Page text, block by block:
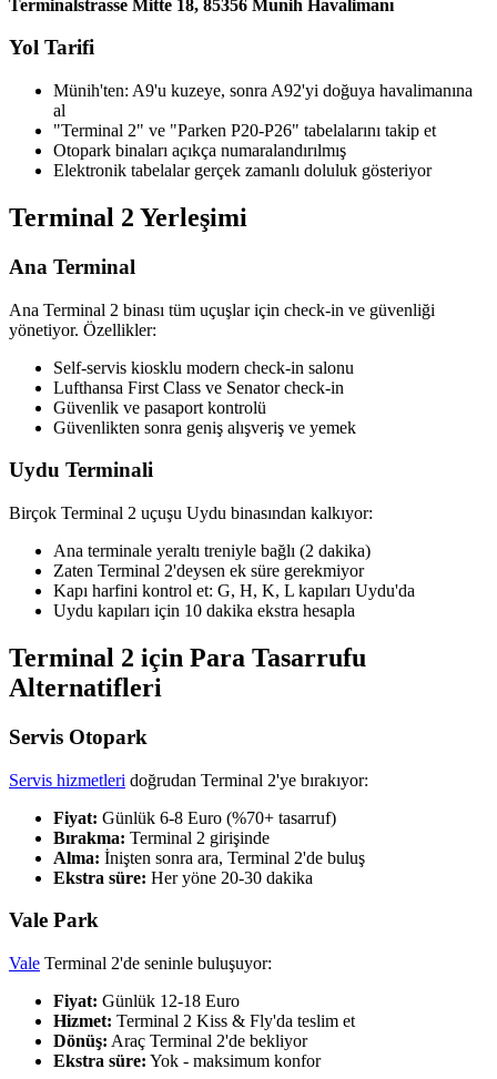
Terminalstrasse Mitte 18, 85356 Munih Havalimanı
Yol Tarifi
Münih'ten: A9'u kuzeye, sonra A92'yi doğuya havalimanına
al
"Terminal 2" ve "Parken P20-P26" tabelalarını takip et
Otopark binaları açıkça numaralandırılmış
Elektronik tabelalar gerçek zamanlı doluluk gösteriyor
Terminal 2 Yerleşimi
Ana Terminal
Ana Terminal 2 binası tüm uçuşlar için check-in ve güvenliği
yönetiyor. Özellikler:
Self-servis kiosklu modern check-in salonu
Lufthansa First Class ve Senator check-in
Güvenlik ve pasaport kontrolü
Güvenlikten sonra geniş alışveriş ve yemek
Uydu Terminali
Birçok Terminal 2 uçuşu Uydu binasından kalkıyor:
Ana terminale yeraltı treniyle bağlı (2 dakika)
Zaten Terminal 2'deysen ek süre gerekmiyor
Kapı harfini kontrol et: G, H, K, L kapıları Uydu'da
Uydu kapıları için 10 dakika ekstra hesapla
Terminal 2 için Para Tasarrufu
Alternatifleri
Servis Otopark
Servis hizmetleri doğrudan Terminal 2'ye bırakıyor:
Fiyat: Günlük 6-8 Euro (%70+ tasarruf)
Bırakma: Terminal 2 girişinde
Alma: İnişten sonra ara, Terminal 2'de buluş
Ekstra süre: Her yöne 20-30 dakika
Vale Park
Vale Terminal 2'de seninle buluşuyor:
Fiyat: Günlük 12-18 Euro
Hizmet: Terminal 2 Kiss & Fly'da teslim et
Dönüş: Araç Terminal 2'de bekliyor
Ekstra süre: Yok - maksimum konfor